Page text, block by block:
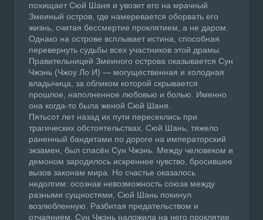
похищает Сюй Шаня и увозит его на мрачный
Змеиный остров, где намеревается оборвать его
жизнь, считая бессмертие проклятием, а не даром.
Однако на острове всплывает истина, способная
перевернуть судьбы всех участников этой драмы.
Правительницей Змеиного острова оказывается Сун
Чжэнь (Чжоу Ло И) — могущественная и холодная
владычица, за обликом которой скрывается
прошлое, наполненное любовью и болью. Именно
она когда-то была женой Сюй Шаня.
Пятьсот лет назад их пути пересеклись при
трагических обстоятельствах. Сюй Шань, тяжело
раненный бандитами по дороге на императорский
экзамен, был спасён Сун Чжэнь. Между человеком и
демоном зародилось искреннее чувство, бросившее
вызов законам мира. Но счастье оказалось
недолгим: осознав невозможность союза между
разными сущностями, Сюй Шань покинул
возлюбленную. Разбитая предательством и
отчаянием, Сун Чжэнь наложила на него проклятие